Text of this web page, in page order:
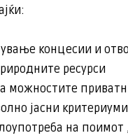
концесии и
ресурси
јасни критериуми
на